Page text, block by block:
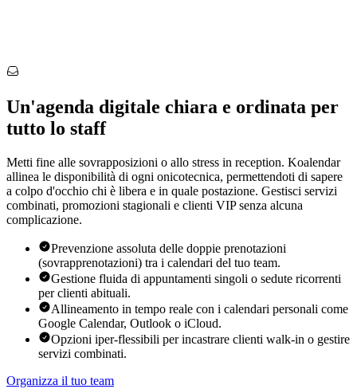
Un'agenda digitale chiara e ordinata per
tutto lo staff
Metti fine alle sovrapposizioni o allo stress in reception. Koalendar
allinea le disponibilità di ogni onicotecnica, permettendoti di sapere
a colpo d'occhio chi è libera e in quale postazione. Gestisci servizi
combinati, promozioni stagionali e clienti VIP senza alcuna
complicazione.
Prevenzione assoluta delle doppie prenotazioni
(sovrapprenotazioni) tra i calendari del tuo team.
Gestione fluida di appuntamenti singoli o sedute ricorrenti
per clienti abituali.
Allineamento in tempo reale con i calendari personali come
Google Calendar, Outlook o iCloud.
Opzioni iper-flessibili per incastrare clienti walk-in o gestire
servizi combinati.
Organizza il tuo team